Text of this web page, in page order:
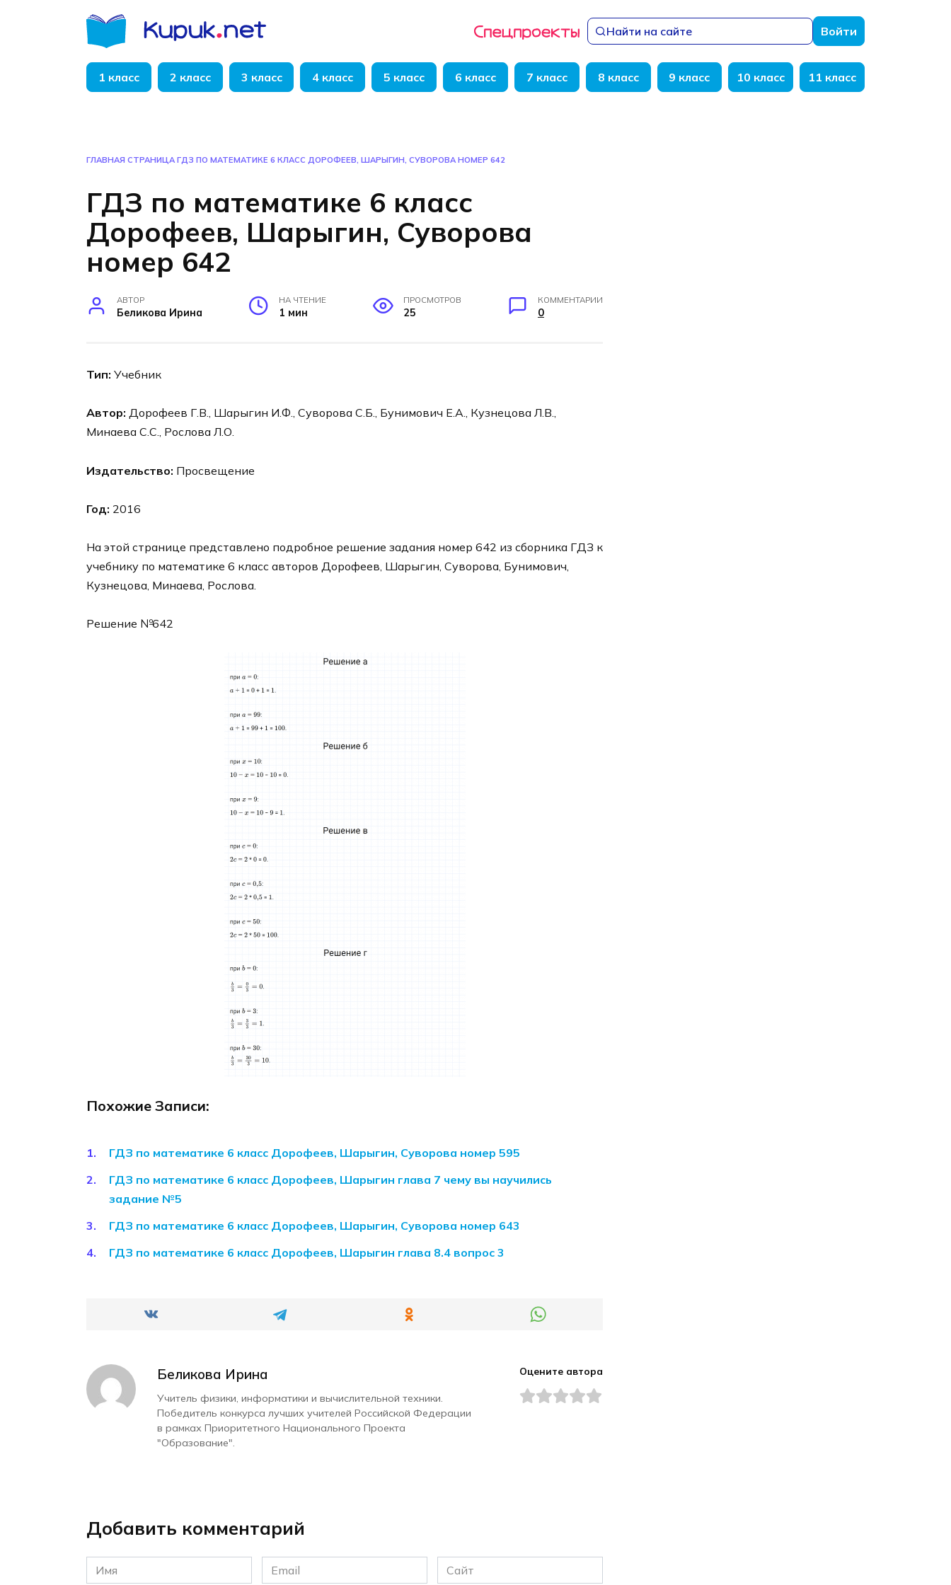
Найти на сайте Войти
1 класс 2 класс 3 класс 4 класс 5 класс 6 класс 7 класс 8 класс 9 класс 10 класс 11 класс
ГЛАВНАЯ СТРАНИЦА ГДЗ ПО МАТЕМАТИКЕ 6 КЛАСС ДОРОФЕЕВ, ШАРЫГИН, СУВОРОВА НОМЕР 642
ГДЗ по математике 6 класс
Дорофеев, Шарыгин, Суворова
номер 642
АВТОР
Беликова Ирина
НА ЧТЕНИЕ
1 мин
ПРОСМОТРОВ
25
КОММЕНТАРИИ
0
Тип: Учебник
Автор: Дорофеев Г.В., Шарыгин И.Ф., Суворова С.Б., Бунимович Е.А., Кузнецова Л.В.,
Минаева С.С., Рослова Л.О.
Издательство: Просвещение
Год: 2016
На этой странице представлено подробное решение задания номер 642 из сборника ГДЗ к
учебнику по математике 6 класс авторов Дорофеев, Шарыгин, Суворова, Бунимович,
Кузнецова, Минаева, Рослова.
Решение №642
Похожие Записи:
ГДЗ по математике 6 класс Дорофеев, Шарыгин, Суворова номер 595
ГДЗ по математике 6 класс Дорофеев, Шарыгин глава 7 чему вы научились
задание №5
ГДЗ по математике 6 класс Дорофеев, Шарыгин, Суворова номер 643
ГДЗ по математике 6 класс Дорофеев, Шарыгин глава 8.4 вопрос 3
Беликова Ирина
Учитель физики, информатики и вычислительной техники.
Победитель конкурса лучших учителей Российской Федерации
в рамках Приоритетного Национального Проекта
"Образование".
Оцените автора
Добавить комментарий
Имя
*
Email
*
Сайт